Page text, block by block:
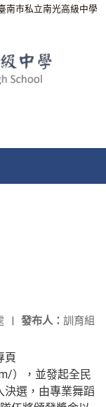
南市私立南光高級中學
發布人： 訓育組
|
頁
），並發起全民
決選，由專業舞蹈